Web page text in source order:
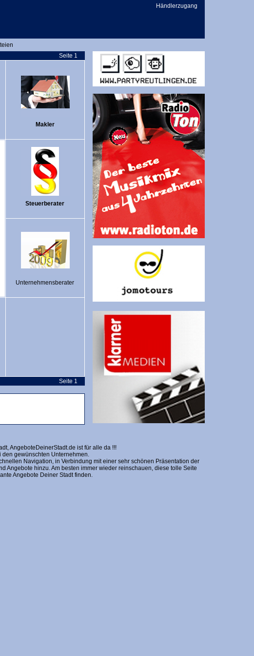
Händlerzugang
Seite 1
Makler
Steuerberater
Unternehmensberater
Seite 1
AngeboteDeinerStadt.de ist für alle da !!!
den gewünschten Unternehmen.
Navigation, in Verbindung mit einer sehr schönen Präsentation der
Angebote hinzu. Am besten immer wieder reinschauen, diese tolle Seite
Angebote Deiner Stadt finden.